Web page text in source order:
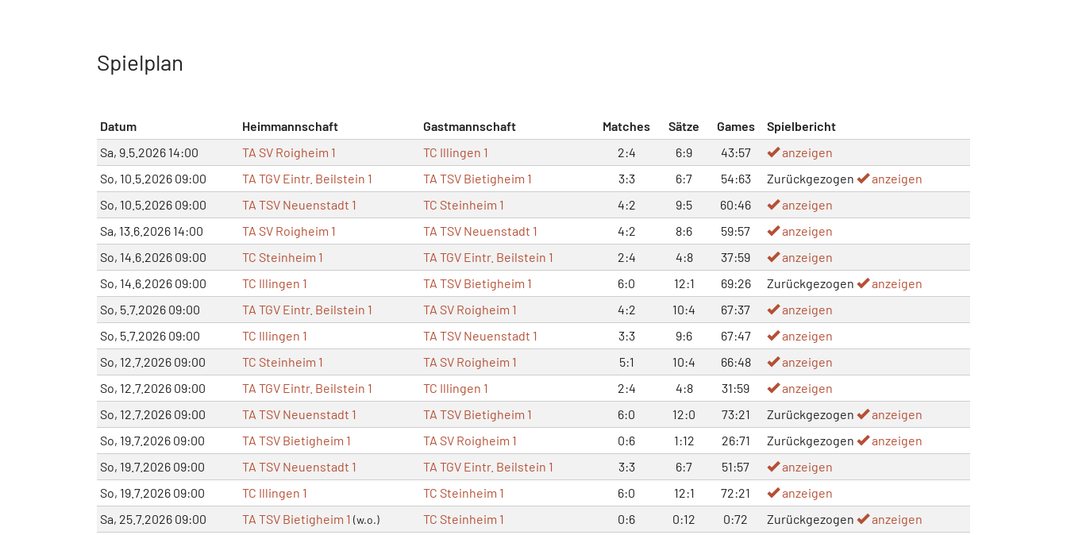
Spielplan
Datum Heimmannschaft Gastmannschaft Matches Sätze Games
Spielbericht
Sa, 9.5.2026 14:00
TA SV Roigheim 1 TC Illingen 1 2:4 6:9 43:57
anzeigen
So, 10.5.2026 09:00
TA TGV Eintr. Beilstein 1 TA TSV Bietigheim 1 3:3 6:7 54:63 Zurückgezogen
anzeigen
So, 10.5.2026 09:00
TA TSV Neuenstadt 1 TC Steinheim 1 4:2 9:5 60:46
anzeigen
Sa, 13.6.2026 14:00
TA SV Roigheim 1 TA TSV Neuenstadt 1 4:2 8:6 59:57
anzeigen
So, 14.6.2026 09:00
TC Steinheim 1 TA TGV Eintr. Beilstein 1 2:4 4:8 37:59
anzeigen
So, 14.6.2026 09:00
TC Illingen 1 TA TSV Bietigheim 1 6:0 12:1 69:26 Zurückgezogen
anzeigen
So, 5.7.2026 09:00
TA TGV Eintr. Beilstein 1 TA SV Roigheim 1 4:2 10:4 67:37
anzeigen
So, 5.7.2026 09:00
TC Illingen 1 TA TSV Neuenstadt 1 3:3 9:6 67:47
anzeigen
So, 12.7.2026 09:00
TC Steinheim 1 TA SV Roigheim 1 5:1 10:4 66:48
anzeigen
So, 12.7.2026 09:00
TA TGV Eintr. Beilstein 1 TC Illingen 1 2:4 4:8 31:59
anzeigen
So, 12.7.2026 09:00
TA TSV Neuenstadt 1 TA TSV Bietigheim 1 6:0 12:0 73:21 Zurückgezogen
anzeigen
So, 19.7.2026 09:00
TA TSV Bietigheim 1 TA SV Roigheim 1 0:6 1:12 26:71 Zurückgezogen
anzeigen
So, 19.7.2026 09:00
TA TSV Neuenstadt 1 TA TGV Eintr. Beilstein 1 3:3 6:7 51:57
anzeigen
So, 19.7.2026 09:00
TC Illingen 1 TC Steinheim 1 6:0 12:1 72:21
anzeigen
Sa, 25.7.2026 09:00
TA TSV Bietigheim 1 (w.o.) TC Steinheim 1 0:6 0:12 0:72 Zurückgezogen anzeigen